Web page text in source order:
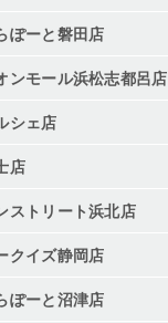
ぽーと磐田店
ンモール浜松志都呂店
シェ店
店
ストリート浜北店
クイズ静岡店
ぽーと沼津店